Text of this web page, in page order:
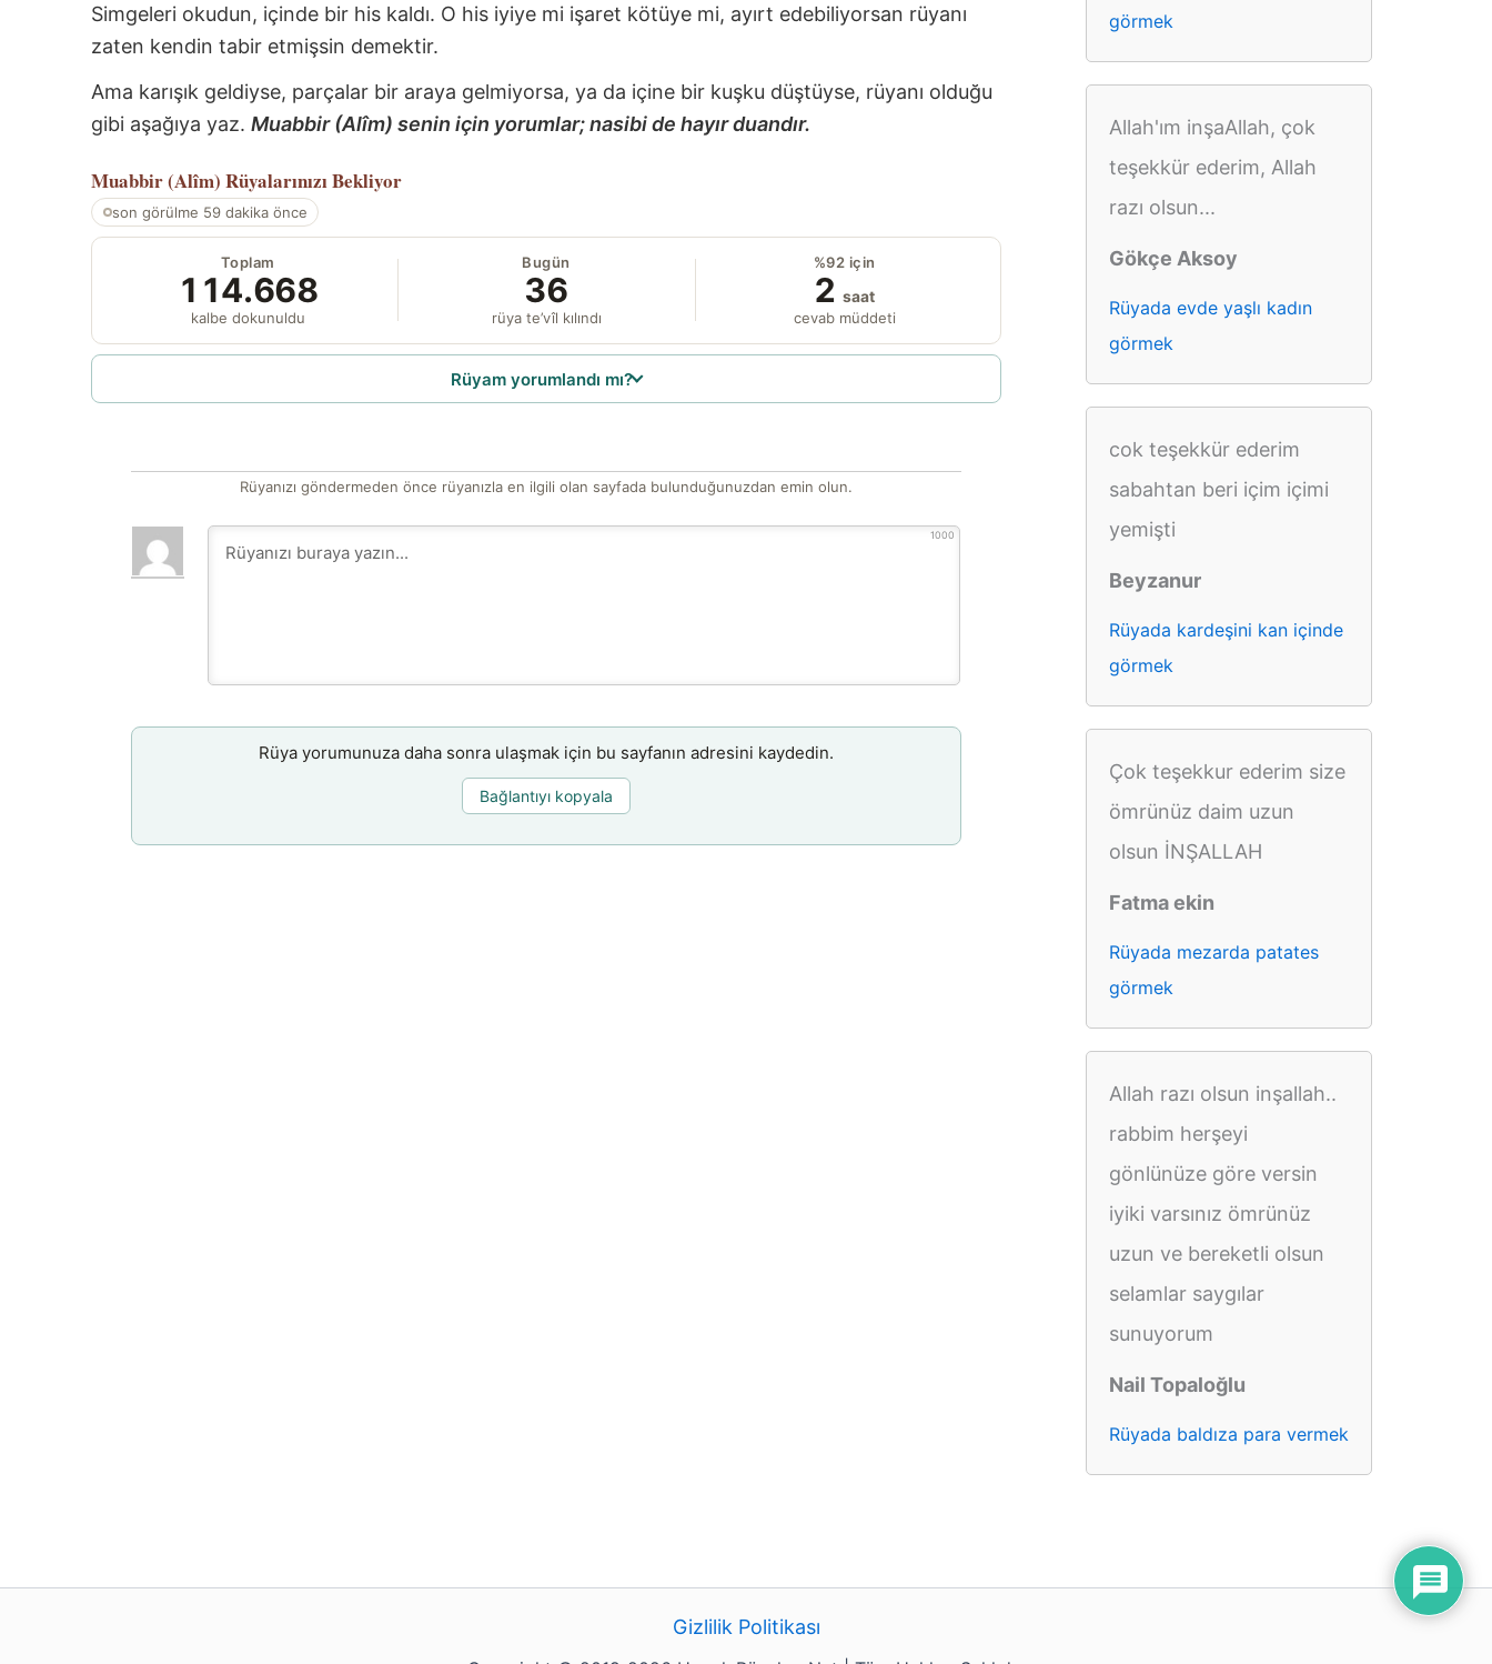
Simgeleri okudun, içinde bir his kaldı. O his iyiye mi işaret kötüye mi, ayırt edebiliyorsan rüyanı
zaten kendin tabir etmişsin demektir.
Ama karışık geldiyse, parçalar bir araya gelmiyorsa, ya da içine bir kuşku düştüyse, rüyanı olduğu
gibi aşağıya yaz. Muabbir (Alîm) senin için yorumlar; nasibi de hayır duandır.
Muabbir (Alîm) Rüyalarınızı Bekliyor
son görülme 59 dakika önce
Toplam
114.668
kalbe dokunuldu
Bugün
36
rüya te’vîl kılındı
%92 için
2 saat
cevab müddeti
Rüyam yorumlandı mı?
Rüyanızı göndermeden önce rüyanızla en ilgili olan sayfada bulunduğunuzdan emin olun.
1000
Rüya yorumunuza daha sonra ulaşmak için bu sayfanın adresini kaydedin.
Bağlantıyı kopyala
görmek
Allah'ım inşaAllah, çok
teşekkür ederim, Allah
razı olsun...
Gökçe Aksoy
Rüyada evde yaşlı kadın
görmek
cok teşekkür ederim
sabahtan beri içim içimi
yemişti
Beyzanur
Rüyada kardeşini kan içinde
görmek
Çok teşekkur ederim size
ömrünüz daim uzun
olsun İNŞALLAH
Fatma ekin
Rüyada mezarda patates
görmek
Allah razı olsun inşallah..
rabbim herşeyi
gönlünüze göre versin
iyiki varsınız ömrünüz
uzun ve bereketli olsun
selamlar saygılar
sunuyorum
Nail Topaloğlu
Rüyada baldıza para vermek
Gizlilik Politikası